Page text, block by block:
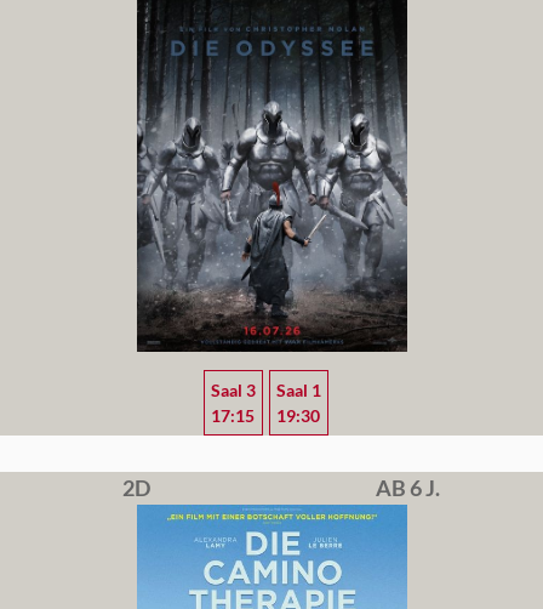
Saal 3
17:15
Saal 1
19:30
2D AB 6 J.